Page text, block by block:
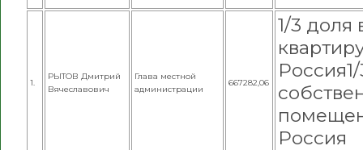
1.
РЫТОВ Дмитрий
Вячеславович
Глава местной
администрации
667282,06
1/3 доля
Россия
Россия